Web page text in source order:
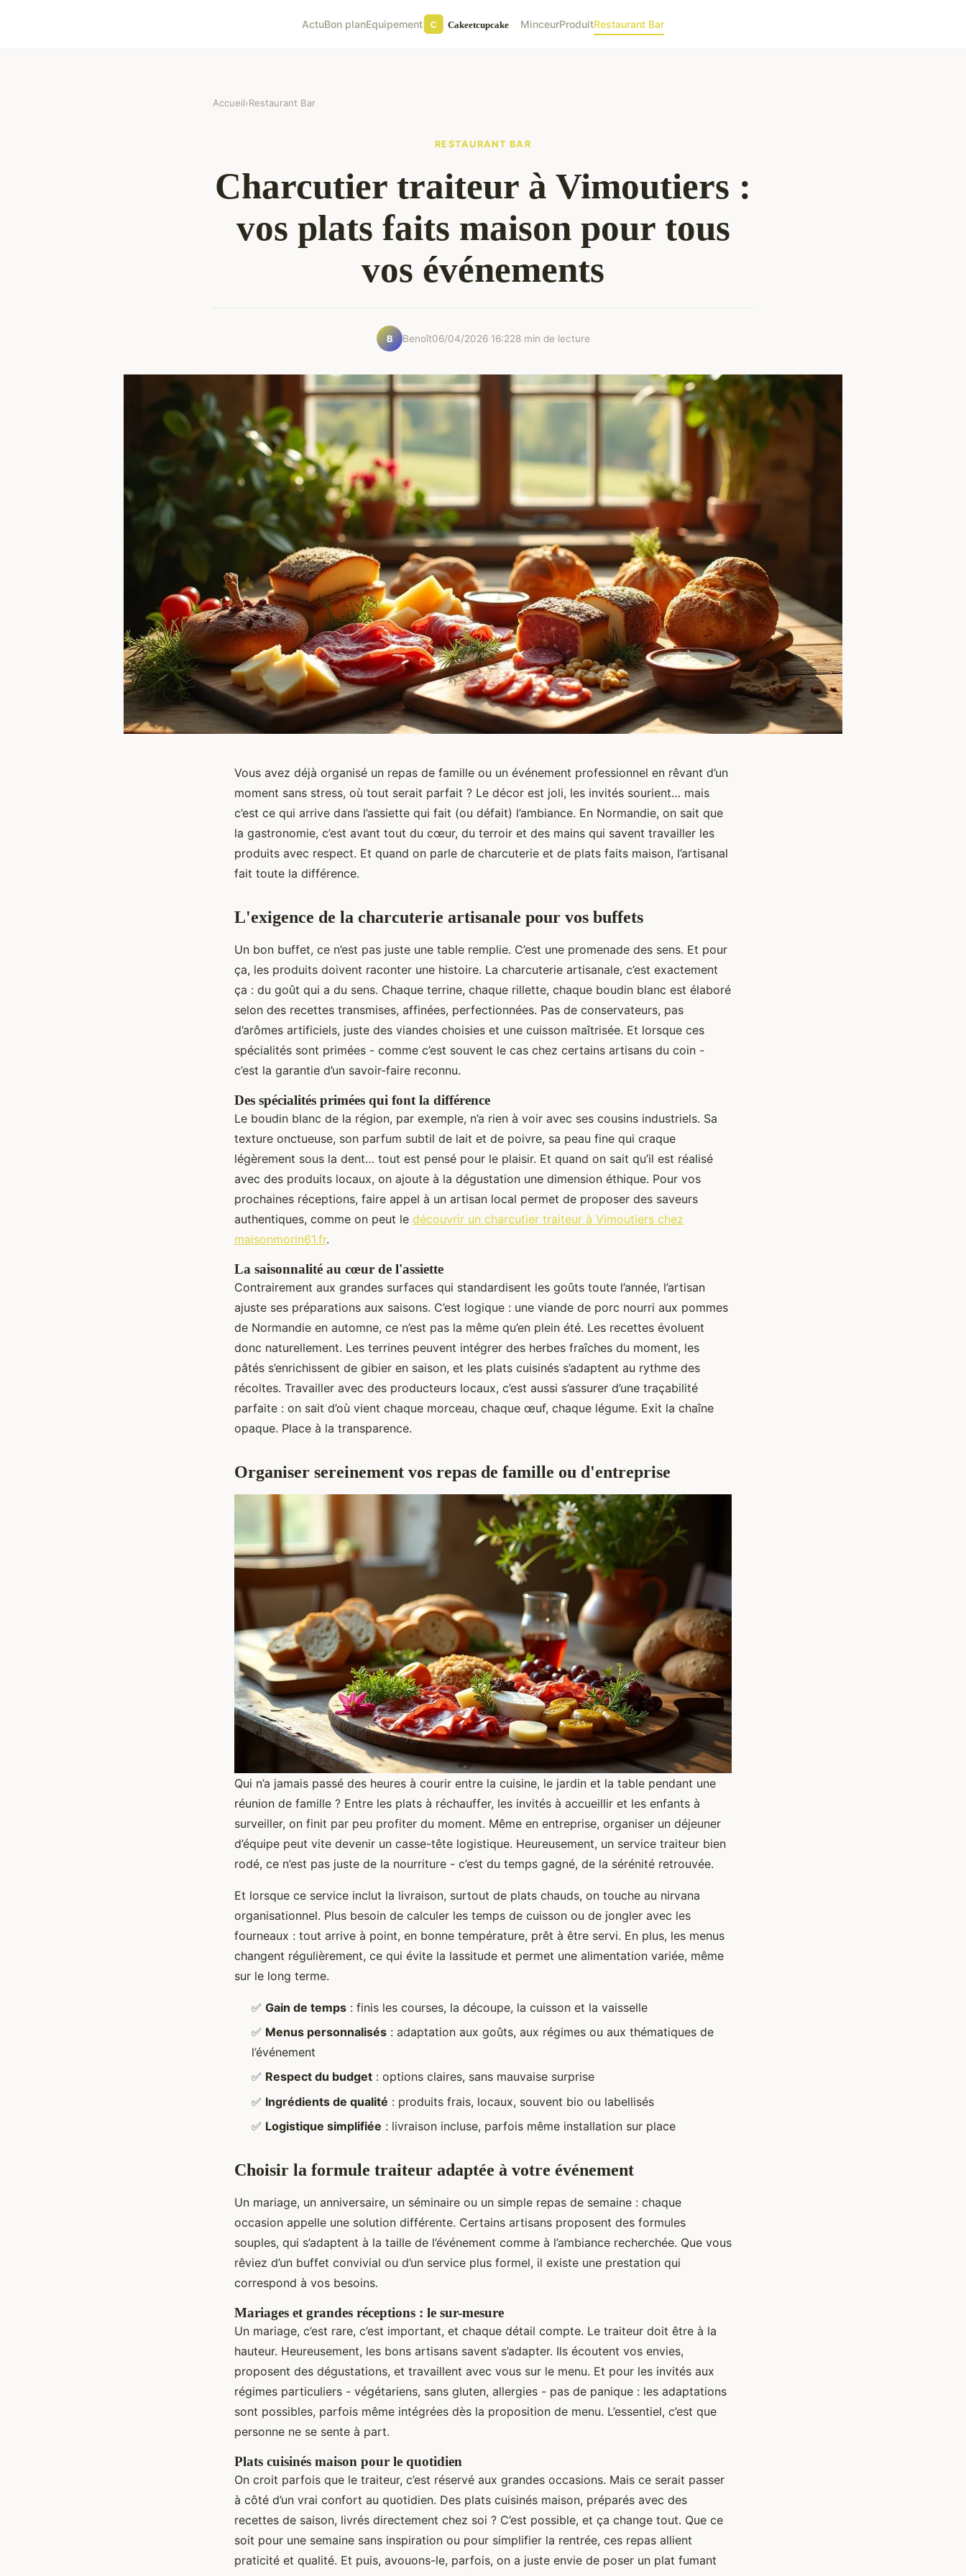
ActuBon planEquipement MinceurProduitRestaurant Bar
Accueil›Restaurant Bar
RESTAURANT BAR
Charcutier traiteur à Vimoutiers :
vos plats faits maison pour tous
vos événements
B Benoît06/04/2026 16:228 min de lecture
Vous avez déjà organisé un repas de famille ou un événement professionnel en rêvant d’un
moment sans stress, où tout serait parfait ? Le décor est joli, les invités sourient… mais
c’est ce qui arrive dans l’assiette qui fait (ou défait) l’ambiance. En Normandie, on sait que
la gastronomie, c’est avant tout du cœur, du terroir et des mains qui savent travailler les
produits avec respect. Et quand on parle de charcuterie et de plats faits maison, l’artisanal
fait toute la différence.
L'exigence de la charcuterie artisanale pour vos buffets
Un bon buffet, ce n’est pas juste une table remplie. C’est une promenade des sens. Et pour
ça, les produits doivent raconter une histoire. La charcuterie artisanale, c’est exactement
ça : du goût qui a du sens. Chaque terrine, chaque rillette, chaque boudin blanc est élaboré
selon des recettes transmises, affinées, perfectionnées. Pas de conservateurs, pas
d’arômes artificiels, juste des viandes choisies et une cuisson maîtrisée. Et lorsque ces
spécialités sont primées - comme c’est souvent le cas chez certains artisans du coin -
c’est la garantie d’un savoir-faire reconnu.
Des spécialités primées qui font la différence
Le boudin blanc de la région, par exemple, n’a rien à voir avec ses cousins industriels. Sa
texture onctueuse, son parfum subtil de lait et de poivre, sa peau fine qui craque
légèrement sous la dent… tout est pensé pour le plaisir. Et quand on sait qu’il est réalisé
avec des produits locaux, on ajoute à la dégustation une dimension éthique. Pour vos
prochaines réceptions, faire appel à un artisan local permet de proposer des saveurs
authentiques, comme on peut le découvrir un charcutier traiteur à Vimoutiers chez
maisonmorin61.fr.
La saisonnalité au cœur de l'assiette
Contrairement aux grandes surfaces qui standardisent les goûts toute l’année, l’artisan
ajuste ses préparations aux saisons. C’est logique : une viande de porc nourri aux pommes
de Normandie en automne, ce n’est pas la même qu’en plein été. Les recettes évoluent
donc naturellement. Les terrines peuvent intégrer des herbes fraîches du moment, les
pâtés s’enrichissent de gibier en saison, et les plats cuisinés s’adaptent au rythme des
récoltes. Travailler avec des producteurs locaux, c’est aussi s’assurer d’une traçabilité
parfaite : on sait d’où vient chaque morceau, chaque œuf, chaque légume. Exit la chaîne
opaque. Place à la transparence.
Organiser sereinement vos repas de famille ou d'entreprise
Qui n’a jamais passé des heures à courir entre la cuisine, le jardin et la table pendant une
réunion de famille ? Entre les plats à réchauffer, les invités à accueillir et les enfants à
surveiller, on finit par peu profiter du moment. Même en entreprise, organiser un déjeuner
d’équipe peut vite devenir un casse-tête logistique. Heureusement, un service traiteur bien
rodé, ce n’est pas juste de la nourriture - c’est du temps gagné, de la sérénité retrouvée.
Et lorsque ce service inclut la livraison, surtout de plats chauds, on touche au nirvana
organisationnel. Plus besoin de calculer les temps de cuisson ou de jongler avec les
fourneaux : tout arrive à point, en bonne température, prêt à être servi. En plus, les menus
changent régulièrement, ce qui évite la lassitude et permet une alimentation variée, même
sur le long terme.
✅ Gain de temps : finis les courses, la découpe, la cuisson et la vaisselle
✅ Menus personnalisés : adaptation aux goûts, aux régimes ou aux thématiques de
l’événement
✅ Respect du budget : options claires, sans mauvaise surprise
✅ Ingrédients de qualité : produits frais, locaux, souvent bio ou labellisés
✅ Logistique simplifiée : livraison incluse, parfois même installation sur place
Choisir la formule traiteur adaptée à votre événement
Un mariage, un anniversaire, un séminaire ou un simple repas de semaine : chaque
occasion appelle une solution différente. Certains artisans proposent des formules
souples, qui s’adaptent à la taille de l’événement comme à l’ambiance recherchée. Que vous
rêviez d’un buffet convivial ou d’un service plus formel, il existe une prestation qui
correspond à vos besoins.
Mariages et grandes réceptions : le sur-mesure
Un mariage, c’est rare, c’est important, et chaque détail compte. Le traiteur doit être à la
hauteur. Heureusement, les bons artisans savent s’adapter. Ils écoutent vos envies,
proposent des dégustations, et travaillent avec vous sur le menu. Et pour les invités aux
régimes particuliers - végétariens, sans gluten, allergies - pas de panique : les adaptations
sont possibles, parfois même intégrées dès la proposition de menu. L’essentiel, c’est que
personne ne se sente à part.
Plats cuisinés maison pour le quotidien
On croit parfois que le traiteur, c’est réservé aux grandes occasions. Mais ce serait passer
à côté d’un vrai confort au quotidien. Des plats cuisinés maison, préparés avec des
recettes de saison, livrés directement chez soi ? C’est possible, et ça change tout. Que ce
soit pour une semaine sans inspiration ou pour simplifier la rentrée, ces repas allient
praticité et qualité. Et puis, avouons-le, parfois, on a juste envie de poser un plat fumant